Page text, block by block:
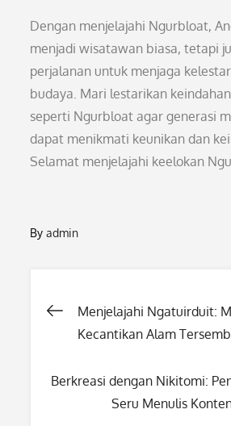
Dengan menjelajahi Ngurbloat,
menjadi wisatawan biasa, tetapi
perjalanan untuk menjaga
budaya. Mari lestarikan
seperti Ngurbloat agar generasi
dapat menikmati keunikan dan
Selamat menjelajahi keelokan
Byadmin
Post
Menjelajahi Ngatuirduit:
Kecantikan Alam
Berkreasi dengan Nikitomi:
Seru Menulis